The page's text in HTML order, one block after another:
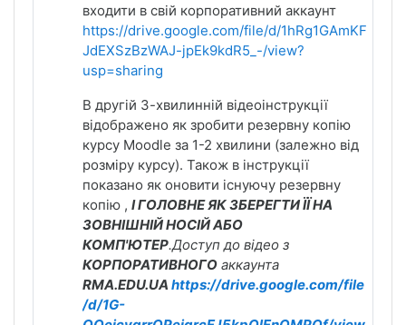
входити в свій корпоративний аккаунт
https://drive.google.com/file/d/1hRg1GAmKF
JdEXSzBzWAJ-jpEk9kdR5_-/view?
usp=sharing
В другій 3-хвилинній відеоінструкції
відображено як зробити резервну копію
курсу Moodle за 1-2 хвилини (залежно від
розміру курсу). Також в інструкції
показано як оновити існуючу резервну
копію , І ГОЛОВНЕ ЯК ЗБЕРЕГТИ ЇЇ НА
ЗОВНІШНІЙ НОСІЙ АБО
КОМП'ЮТЕР.Доступ до відео з
КОРПОРАТИВНОГО аккаунта
RMA.EDU.UA https://drive.google.com/file
/d/1G-